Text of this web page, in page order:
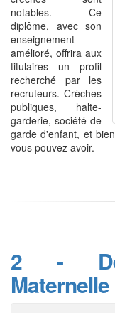
notables. Ce
diplôme, avec son
enseignement
amélioré, offrira aux
titulaires un profil
recherché par les
recruteurs. Crèches
publiques, halte-
garderie, société de
garde d'enfant, et
vous pouvez avoir.
2 -
Maternelle